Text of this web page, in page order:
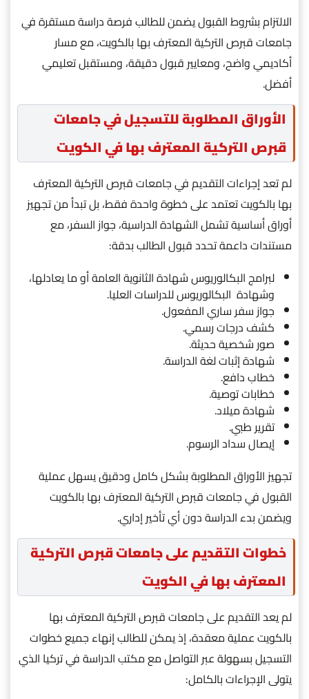
الالتزام بشروط القبول يضمن للطالب فرصة دراسة مستقرة في
جامعات قبرص التركية المعترف بها بالكويت، مع مسار
أكاديمي واضح، ومعايير قبول دقيقة، ومستقبل تعليمي
أفضل.
الأوراق المطلوبة للتسجيل في جامعات
قبرص التركية المعترف بها في الكويت
لم تعد إجراءات التقديم في جامعات قبرص التركية المعترف
بها بالكويت تعتمد على خطوة واحدة فقط، بل تبدأ من تجهيز
أوراق أساسية تشمل الشهادة الدراسية، جواز السفر، مع
مستندات داعمة تحدد قبول الطالب بدقة:
لبرامج البكالوريوس شهادة الثانوية العامة أو ما يعادلها،
وشهادة البكالوريوس للدراسات العليا.
جواز سفر ساري المفعول.
كشف درجات رسمي.
صور شخصية حديثة.
شهادة إثبات لغة الدراسة.
خطاب دافع.
خطابات توصية.
شهادة ميلاد.
تقرير طبي.
إيصال سداد الرسوم.
تجهيز الأوراق المطلوبة بشكل كامل ودقيق يسهل عملية
القبول في جامعات قبرص التركية المعترف بها بالكويت
ويضمن بدء الدراسة دون أي تأخير إداري.
خطوات التقديم على جامعات قبرص التركية
المعترف بها في الكويت
لم يعد التقديم على جامعات قبرص التركية المعترف بها
بالكويت عملية معقدة، إذ يمكن للطالب إنهاء جميع خطوات
التسجيل بسهولة عبر التواصل مع مكتب الدراسة في تركيا الذي
يتولى الإجراءات بالكامل: